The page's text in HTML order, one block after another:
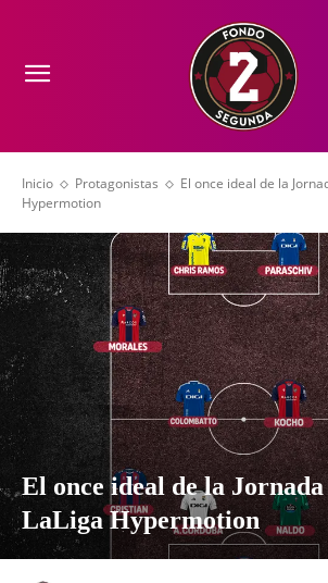
Inicio Protagonistas
El once ideal de la
Hypermotion
El once ideal de la Jornada
LaLiga Hypermotion